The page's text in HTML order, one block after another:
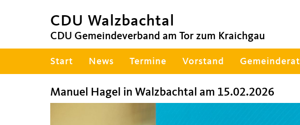
CDU Walzbachtal
CDU Gemeindeverband am Tor zum Kraichgau
Hauptnavigation
Start News Termine Vorstand Gemeinderat
Manuel Hagel in Walzbachtal am 15.02.2026